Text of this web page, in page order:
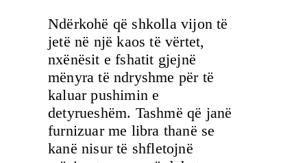
Ndërkohë që shkolla vijon të
jetë në një kaos të vërtet,
nxënësit e fshatit gjejnë
mënyra të ndryshme për të
kaluar pushimin e
detyrueshëm. Tashmë që janë
furnizuar me libra thanë se
kanë nisur të shfletojnë